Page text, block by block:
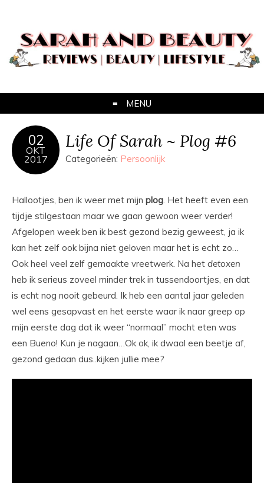
MENU
02
OKT
2017
Life Of Sarah ~ Plog #6
Categorieën: Persoonlijk
Hallootjes, ben ik weer met mijn plog. Het heeft even een
tijdje stilgestaan maar we gaan gewoon weer verder!
Afgelopen week ben ik best gezond bezig geweest, ja ik
kan het zelf ook bijna niet geloven maar het is echt zo…
Ook heel veel zelf gemaakte vreetwerk. Na het detoxen
heb ik serieus zoveel minder trek in tussendoortjes, en dat
is echt nog nooit gebeurd. Ik heb een aantal jaar geleden
wel eens gesapvast en het eerste waar ik naar greep op
mijn eerste dag dat ik weer “normaal” mocht eten was
een Bueno! Kun je nagaan…Ok ok, ik dwaal een beetje af,
gezond gedaan dus..kijken jullie mee?